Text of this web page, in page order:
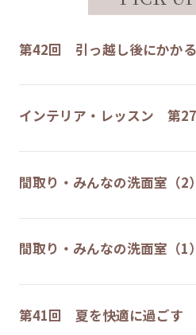
第42回 引っ越し後にかか
インテリア・レッスン 第
間取り・みんなの洗面室
間取り・みんなの洗面室（
第41回 夏を快適に過ごす